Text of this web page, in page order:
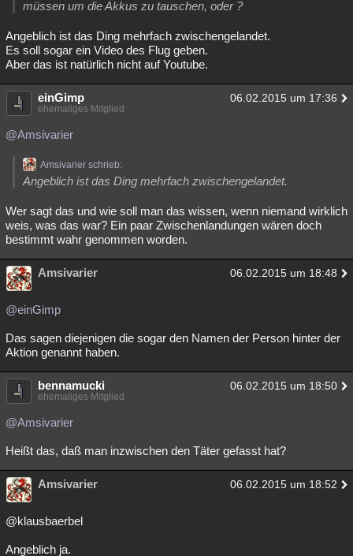
müssen um die Akkus zu tauschen, oder ?
Angeblich ist das Ding mehrfach zwischengelandet.
Es soll sogar ein Video des Flug geben.
Aber das ist natürlich nicht auf Youtube.
einGimp 06.02.2015 um 17:36
ehemaliges Mitglied
@Amsivarier
Amsivarier schrieb:
Angeblich ist das Ding mehrfach zwischengelandet.
Wer sagt das und wie soll man das wissen, wenn niemand wirklich
weis, was das war? Ein paar Zwischenlandungen wären doch
bestimmt wahr genommen worden.
Amsivarier 06.02.2015 um 18:48
@einGimp
Das sagen diejenigen die sogar den Namen der Person hinter der
Aktion genannt haben.
bennamucki 06.02.2015 um 18:50
ehemaliges Mitglied
@Amsivarier
Heißt das, daß man inzwischen den Täter gefasst hat?
Amsivarier 06.02.2015 um 18:52
@klausbaerbel
Angeblich ja.